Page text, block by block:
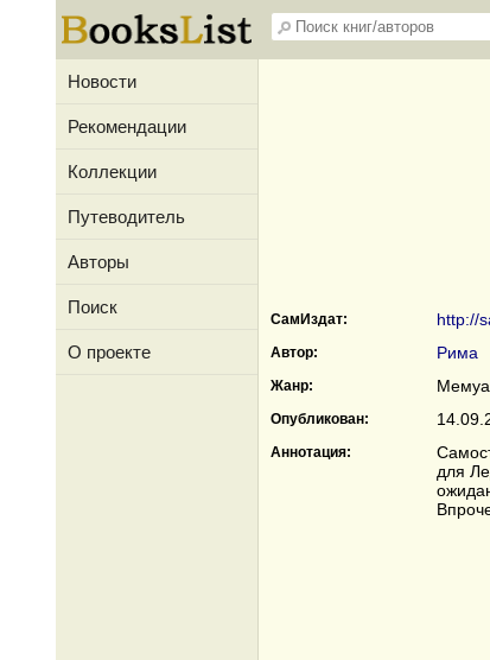
Новости
Рекомендации
Коллекции
Путеводитель
Авторы
Поиск
О проекте
СамИздат: http://
Автор: Рима
Жанр:
Опубликован:
Аннотация:
для